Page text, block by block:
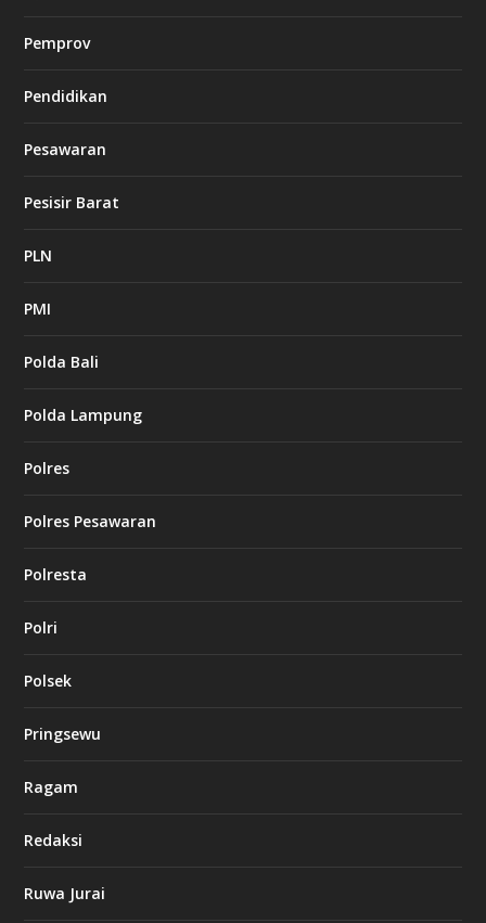
Pemprov
Pendidikan
Pesawaran
Pesisir Barat
PLN
PMI
Polda Bali
Polda Lampung
Polres
Polres Pesawaran
Polresta
Polri
Polsek
Pringsewu
Ragam
Redaksi
Ruwa Jurai